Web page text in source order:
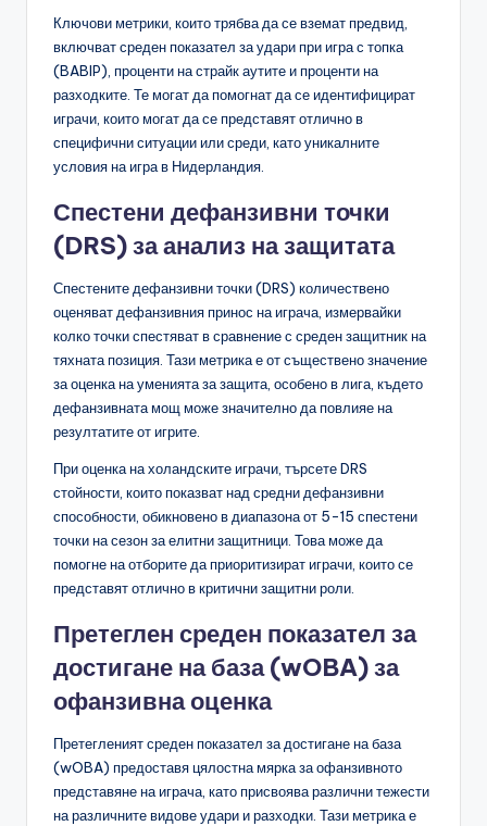
Ключови метрики, които трябва да се вземат предвид,
включват среден показател за удари при игра с топка
(BABIP), проценти на страйк аутите и проценти на
разходките. Те могат да помогнат да се идентифицират
играчи, които могат да се представят отлично в
специфични ситуации или среди, като уникалните
условия на игра в Нидерландия.
Спестени дефанзивни точки
(DRS) за анализ на защитата
Спестените дефанзивни точки (DRS) количествено
оценяват дефанзивния принос на играча, измервайки
колко точки спестяват в сравнение с среден защитник на
тяхната позиция. Тази метрика е от съществено значение
за оценка на уменията за защита, особено в лига, където
дефанзивната мощ може значително да повлияе на
резултатите от игрите.
При оценка на холандските играчи, търсете DRS
стойности, които показват над средни дефанзивни
способности, обикновено в диапазона от 5-15 спестени
точки на сезон за елитни защитници. Това може да
помогне на отборите да приоритизират играчи, които се
представят отлично в критични защитни роли.
Претеглен среден показател за
достигане на база (wOBA) за
офанзивна оценка
Претегленият среден показател за достигане на база
(wOBA) предоставя цялостна мярка за офанзивното
представяне на играча, като присвоява различни тежести
на различните видове удари и разходки. Тази метрика е